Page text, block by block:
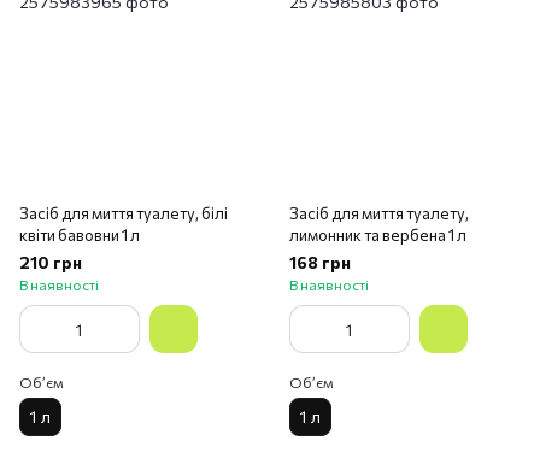
Засіб для миття туалету, білі
квіти бавовни 1 л
210 грн
В наявності
Обʼєм
1 л
Засіб для миття туалету,
лимонник та вербена 1 л
168 грн
В наявності
Обʼєм
1 л